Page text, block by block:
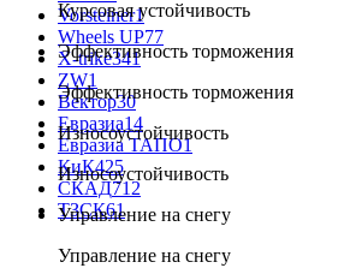
Vorsteiner1
Wheels UP77
X-trike341
ZW1
Вектор30
Евразиа14
Евразиа ТАПО1
КиК425
СКАД712
ТЗСК61
Курсовая устойчивость
Эффективность торможения
Эффективность торможения
Износоустойчивость
Износоустойчивость
Управление на снегу
Управление на снегу